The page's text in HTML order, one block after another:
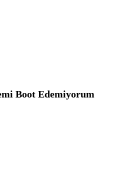
Boot Edemiyorum